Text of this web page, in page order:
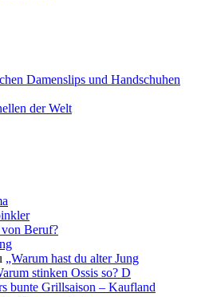
Damenslips und Handschuhen
der Welt
von Beruf?
„Warum hast du alter Jung
stinken Ossis so? D
bunte Grillsaison – Kaufland